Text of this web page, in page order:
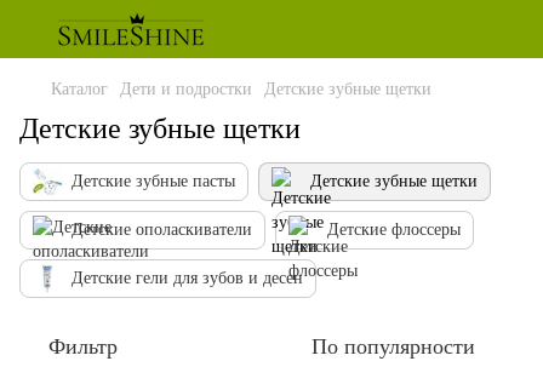
Каталог Дети и подростки Детские зубные щетки
Детские зубные щетки
Детские зубные пасты Детские зубные щетки
Детские ополаскиватели Детские флоссеры
Детские гели для зубов и десен
Фильтр По популярности